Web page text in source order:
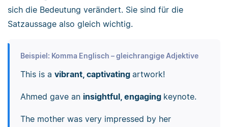
sich die Bedeutung verändert. Sie sind für die
Satzaussage also gleich wichtig.
Beispiel: Komma Englisch – gleichrangige Adjektive
This is a vibrant, captivating artwork!
Ahmed gave an insightful, engaging keynote.
The mother was very impressed by her